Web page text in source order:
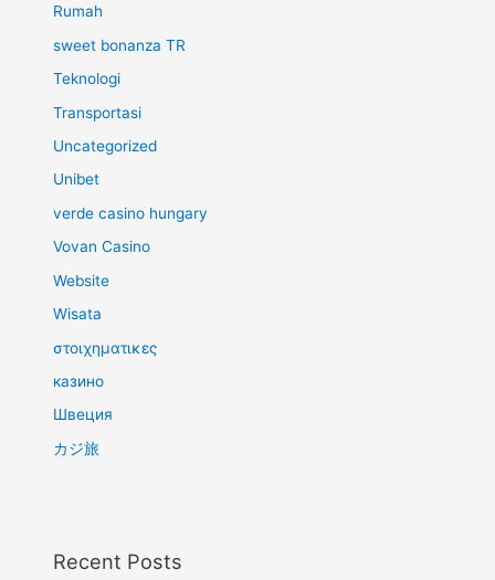
Rumah
sweet bonanza TR
Teknologi
Transportasi
Uncategorized
Unibet
verde casino hungary
Vovan Casino
Website
Wisata
στοιχηματικες
казино
Швеция
カジ旅
Recent Posts